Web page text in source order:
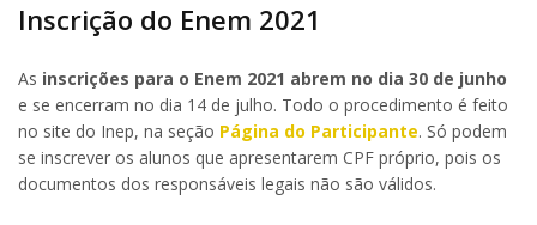
Inscrição do Enem 2021
As inscrições para o Enem 2021 abrem no dia 30 de junho
e se encerram no dia 14 de julho. Todo o procedimento é feito
no site do Inep, na seção Página do Participante. Só podem
se inscrever os alunos que apresentarem CPF próprio, pois os
documentos dos responsáveis legais não são válidos.